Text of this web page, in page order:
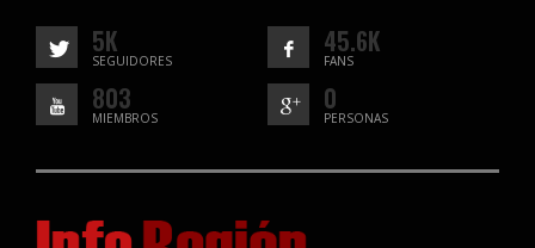
5K
SEGUIDORES
45.6K
FANS
803
MIEMBROS
0
PERSONAS